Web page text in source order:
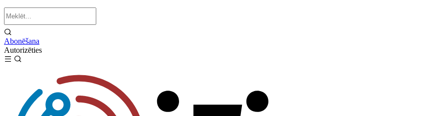
Abonēšana
Autorizēties